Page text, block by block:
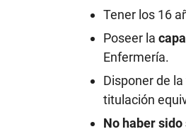
Tener los 16
Poseer la
Enfermería.
Disponer de la
titulación
No haber